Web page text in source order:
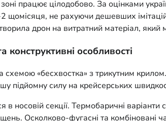
працює цілодобово. За оцінками
не рахуючи дешевших
дрон на витратний матеріал,
конструктивні особливості
«бесхвостка» з трикутним
підйомну силу на крейсерських
в носовій секції. Термобаричні
Осколково-фугасні та